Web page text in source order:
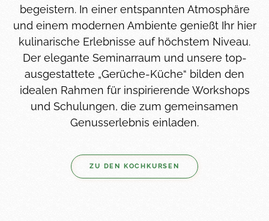
begeistern. In einer entspannten Atmosphäre
und einem modernen Ambiente genießt Ihr hier
kulinarische Erlebnisse auf höchstem Niveau.
Der elegante Seminarraum und unsere top-
ausgestattete „Gerüche-Küche“ bilden den
idealen Rahmen für inspirierende Workshops
und Schulungen, die zum gemeinsamen
Genusserlebnis einladen.
ZU DEN KOCHKURSEN